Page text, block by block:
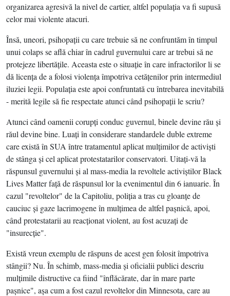
organizarea agresivă la nivel de cartier, altfel populaţia va fi supusă
celor mai violente atacuri.
Însă, uneori, psihopaţii cu care trebuie să ne confruntăm în timpul
unui colaps se află chiar în cadrul guvernului care ar trebui să ne
protejeze libertăţile. Aceasta este o situaţie în care infractorilor li se
dă licenţa de a folosi violenţa împotriva cetăţenilor prin intermediul
iluziei legii. Populaţia este apoi confruntată cu întrebarea inevitabilă
- merită legile să fie respectate atunci când psihopaţii le scriu?
Atunci când oamenii corupţi conduc guvernul, binele devine rău şi
răul devine bine. Luaţi în considerare standardele duble extreme
care există în SUA între tratamentul aplicat mulţimilor de activişti
de stânga şi cel aplicat protestatarilor conservatori. Uitaţi-vă la
răspunsul guvernului şi al mass-media la revoltele activiştilor Black
Lives Matter faţă de răspunsul lor la evenimentul din 6 ianuarie. În
cazul "revoltelor" de la Capitoliu, poliţia a tras cu gloanţe de
cauciuc şi gaze lacrimogene în mulţimea de altfel paşnică, apoi,
când protestatarii au reacţionat violent, au fost acuzaţi de
"insurecţie".
Există vreun exemplu de răspuns de acest gen folosit împotriva
stângii? Nu. În schimb, mass-media şi oficialii publici descriu
mulţimile distructive ca fiind "înflăcărate, dar în mare parte
paşnice", aşa cum a fost cazul revoltelor din Minnesota, care au